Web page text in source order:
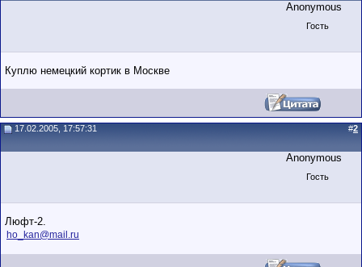
Anonymous
Гость
Куплю немецкий кортик в Москве
17.02.2005, 17:57:31 #2
Anonymous
Гость
Люфт-2.
ho_kan@mail.ru